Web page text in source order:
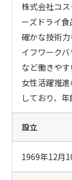
株式会社コ
ーズドライ食
確かな技術
イフワーク
など働きや
女性活躍推
しており、
設立
1969年12月